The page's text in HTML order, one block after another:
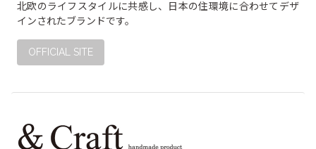
北欧のライフスタイルに共感し、日本の住環境に合わせてデザ
インされたブランドです。
OFFICIAL SITE